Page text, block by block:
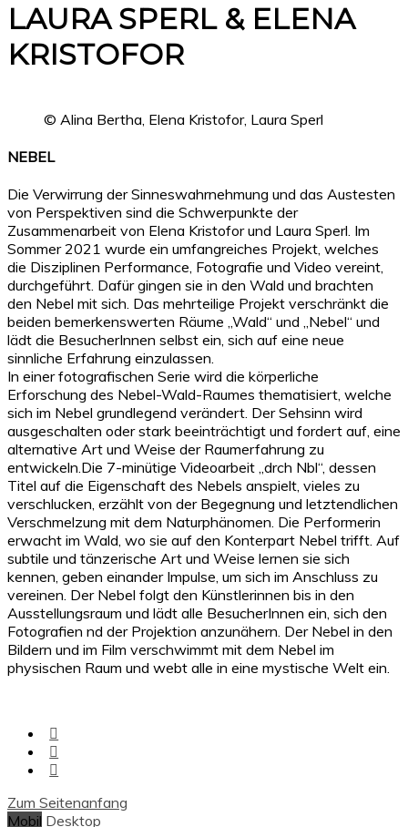
LAURA SPERL & ELENA
KRISTOFOR
© Alina Bertha, Elena Kristofor, Laura Sperl
NEBEL
Die Verwirrung der Sinneswahrnehmung und das Austesten
von Perspektiven sind die Schwerpunkte der
Zusammenarbeit von Elena Kristofor und Laura Sperl. Im
Sommer 2021 wurde ein umfangreiches Projekt, welches
die Disziplinen Performance, Fotografie und Video vereint,
durchgeführt. Dafür gingen sie in den Wald und brachten
den Nebel mit sich. Das mehrteilige Projekt verschränkt die
beiden bemerkenswerten Räume „Wald“ und „Nebel“ und
lädt die BesucherInnen selbst ein, sich auf eine neue
sinnliche Erfahrung einzulassen.
In einer fotografischen Serie wird die körperliche
Erforschung des Nebel-Wald-Raumes thematisiert, welche
sich im Nebel grundlegend verändert. Der Sehsinn wird
ausgeschalten oder stark beeinträchtigt und fordert auf, eine
alternative Art und Weise der Raumerfahrung zu
entwickeln.Die 7-minütige Videoarbeit „drch Nbl“, dessen
Titel auf die Eigenschaft des Nebels anspielt, vieles zu
verschlucken, erzählt von der Begegnung und letztendlichen
Verschmelzung mit dem Naturphänomen. Die Performerin
erwacht im Wald, wo sie auf den Konterpart Nebel trifft. Auf
subtile und tänzerische Art und Weise lernen sie sich
kennen, geben einander Impulse, um sich im Anschluss zu
vereinen. Der Nebel folgt den Künstlerinnen bis in den
Ausstellungsraum und lädt alle BesucherInnen ein, sich den
Fotografien nd der Projektion anzunähern. Der Nebel in den
Bildern und im Film verschwimmt mit dem Nebel im
physischen Raum und webt alle in eine mystische Welt ein.
Zum Seitenanfang
Mobil Desktop